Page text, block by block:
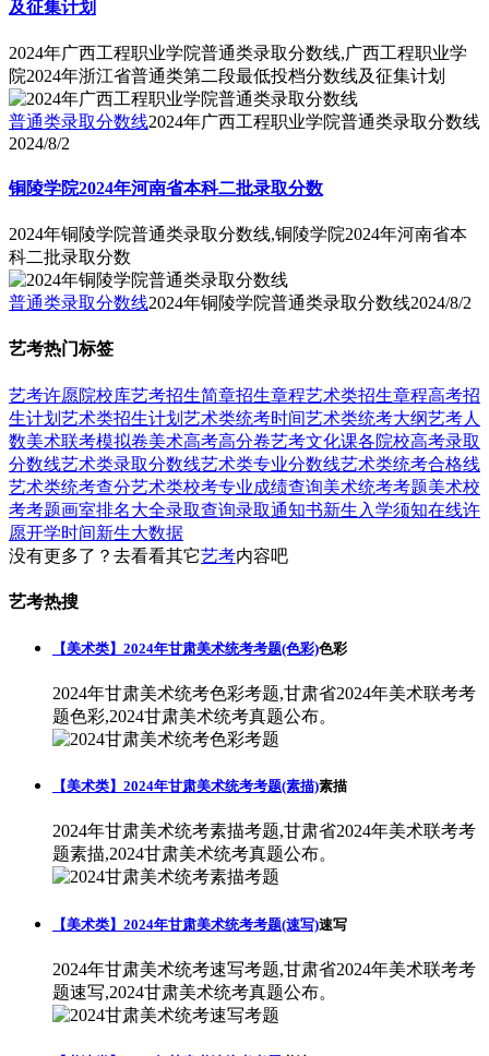
及征集计划
2024年广西工程职业学院普通类录取分数线,广西工程职业学
院2024年浙江省普通类第二段最低投档分数线及征集计划
普通类录取分数线2024年广西工程职业学院普通类录取分数线
2024/8/2
铜陵学院2024年河南省本科二批录取分数
2024年铜陵学院普通类录取分数线,铜陵学院2024年河南省本
科二批录取分数
普通类录取分数线2024年铜陵学院普通类录取分数线2024/8/2
艺考热门标签
艺考许愿院校库艺考招生简章招生章程艺术类招生章程高考招
生计划艺术类招生计划艺术类统考时间艺术类统考大纲艺考人
数美术联考模拟卷美术高考高分卷艺考文化课各院校高考录取
分数线艺术类录取分数线艺术类专业分数线艺术类统考合格线
艺术类统考查分艺术类校考专业成绩查询美术统考考题美术校
考考题画室排名大全录取查询录取通知书新生入学须知在线许
愿开学时间新生大数据
没有更多了？去看看其它艺考内容吧
艺考热搜
【美术类】2024年甘肃美术统考考题(色彩)色彩
2024年甘肃美术统考色彩考题,甘肃省2024年美术联考考
题色彩,2024甘肃美术统考真题公布。
【美术类】2024年甘肃美术统考考题(素描)素描
2024年甘肃美术统考素描考题,甘肃省2024年美术联考考
题素描,2024甘肃美术统考真题公布。
【美术类】2024年甘肃美术统考考题(速写)速写
2024年甘肃美术统考速写考题,甘肃省2024年美术联考考
题速写,2024甘肃美术统考真题公布。